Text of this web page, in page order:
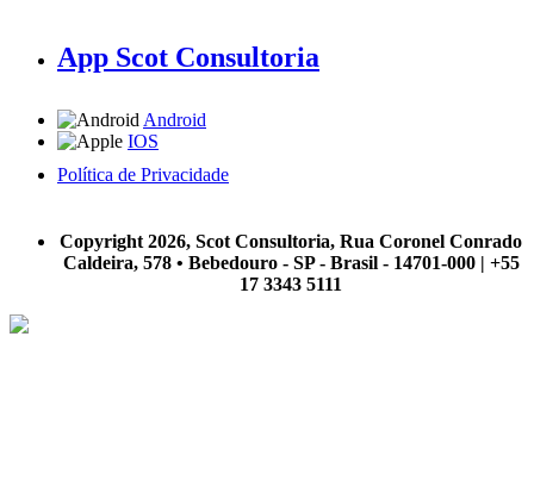
App Scot Consultoria
Android
IOS
Política de Privacidade
Copyright 2026, Scot Consultoria, Rua Coronel Conrado
Caldeira, 578 • Bebedouro - SP - Brasil - 14701-000 | +55
17 3343 5111